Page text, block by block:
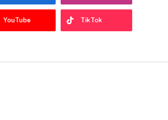
YouTube TikTok